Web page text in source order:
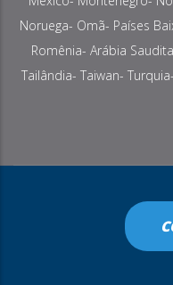
Noruega- Omã- Países
Romênia- Arábia
Tailândia- Taiwan-